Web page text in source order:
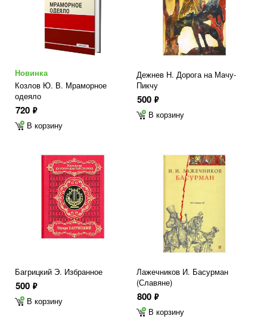
Новинка
Козлов Ю. В. Мраморное
одеяло
720 ф
В корзину
Дежнев Н. Дорога на Мачу-
Пикчу
500 ф
В корзину
Багрицкий Э. Избранное
500 ф
В корзину
Лажечников И. Басурман
(Славяне)
800 ф
В корзину